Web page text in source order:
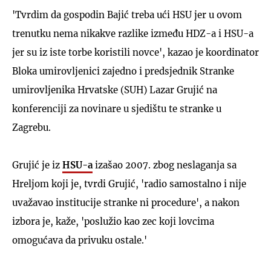
'Tvrdim da gospodin Bajić treba ući HSU jer u ovom
trenutku nema nikakve razlike između HDZ-a i HSU-a
jer su iz iste torbe koristili novce', kazao je koordinator
Bloka umirovljenici zajedno i predsjednik Stranke
umirovljenika Hrvatske (SUH) Lazar Grujić na
konferenciji za novinare u sjedištu te stranke u
Zagrebu.
Grujić je iz HSU-a izašao 2007. zbog neslaganja sa
Hreljom koji je, tvrdi Grujić, 'radio samostalno i nije
uvažavao institucije stranke ni procedure', a nakon
izbora je, kaže, 'poslužio kao zec koji lovcima
omogućava da privuku ostale.'